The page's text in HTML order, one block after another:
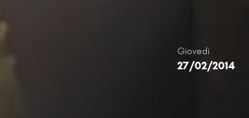
Giovedi
27/02/2014